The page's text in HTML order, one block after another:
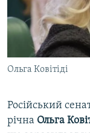
ВІДЕОУРОКИ
СВІДЧЕННЯ
УКРАЇНСЬКА
ІНФОГРАФІКА
Русский
Qırımtatar
ДОЛУЧАЙСЯ!
Ольга Ковітіді
Російський
річна Ольга